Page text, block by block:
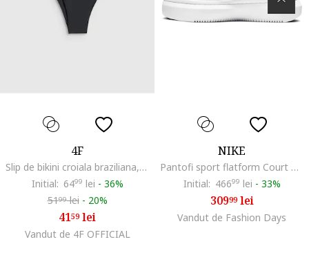
4F
Slip de bikini croiala braziliana, negru, rezistent la clor, uscare rapida, Negru
Initial: 6499 lei - 36%
5199lei - 20%
4159lei
Vandut de 4F OFFICIAL
NIKE
Pantofi sport flatform Court Vision Alta din piele si piele ecologica, Alb
Initial: 46699 lei - 33%
30999lei
Vandut de Fashion Days